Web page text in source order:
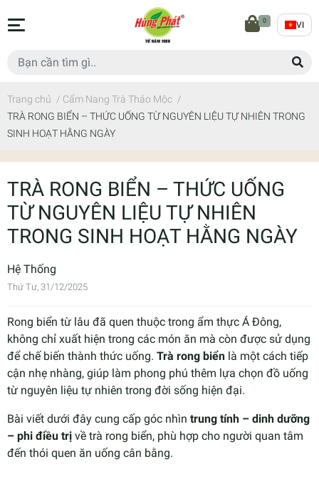
0 VI
Trang chủ / Cẩm Nang Trà Thảo Mộc /
TRÀ RONG BIỂN – THỨC UỐNG TỪ NGUYÊN LIỆU TỰ NHIÊN TRONG
SINH HOẠT HẰNG NGÀY
TRÀ RONG BIỂN – THỨC UỐNG
TỪ NGUYÊN LIỆU TỰ NHIÊN
TRONG SINH HOẠT HẰNG NGÀY
Hệ Thống
Thứ Tư, 31/12/2025
Rong biển từ lâu đã quen thuộc trong ẩm thực Á Đông,
không chỉ xuất hiện trong các món ăn mà còn được sử dụng
để chế biến thành thức uống. Trà rong biển là một cách tiếp
cận nhẹ nhàng, giúp làm phong phú thêm lựa chọn đồ uống
từ nguyên liệu tự nhiên trong đời sống hiện đại.
Bài viết dưới đây cung cấp góc nhìn trung tính – dinh dưỡng
– phi điều trị về trà rong biển, phù hợp cho người quan tâm
đến thói quen ăn uống cân bằng.